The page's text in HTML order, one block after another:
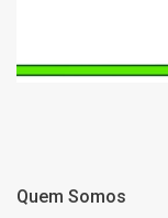
Quem Somos